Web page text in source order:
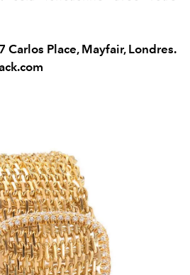
Carlos Place, Mayfair, Londres.